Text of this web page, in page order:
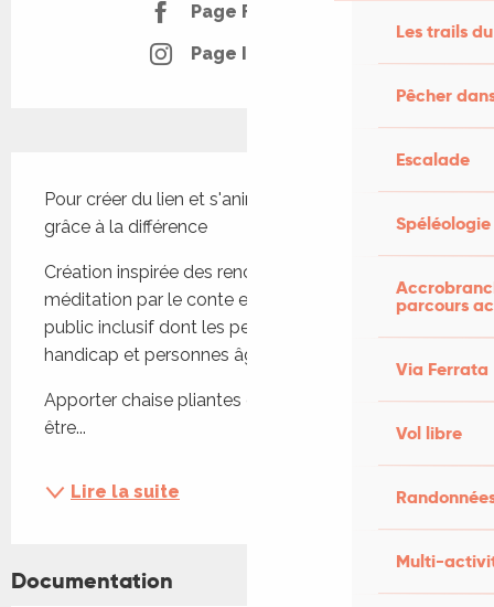
Les trails
Pêcher
Escalade
Spéléologie
parcours
Via Ferrata
Vol libre
Multi-
Page Facebook
Page Instagram
Pour créer du lien et s'animer avec joie et humour
grâce à la différence
Création inspirée des rencontres lors d'ateliers de
méditation par le conte et le cheval avec un
public inclusif dont les personnes en situations de
handicap et personnes âgées
Apporter chaise pliantes et couvertures pour
être...
Lire la suite
Documentation